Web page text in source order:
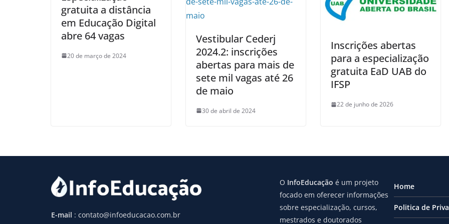
gratuita a distância
em Educação Digital
abre 64 vagas
20 de março de 2024
Vestibular Cederj
2024.2: inscrições
abertas para mais de
sete mil vagas até 26
de maio
30 de abril de 2024
Inscrições abertas
para a especialização
gratuita EaD UAB do
IFSP
22 de junho de 2026
E-mail : contato@infoeducacao.com.br
O InfoEducação é um projeto
focado em oferecer informações
sobre especialização, cursos,
mestrados e doutorados
Home
Politica de